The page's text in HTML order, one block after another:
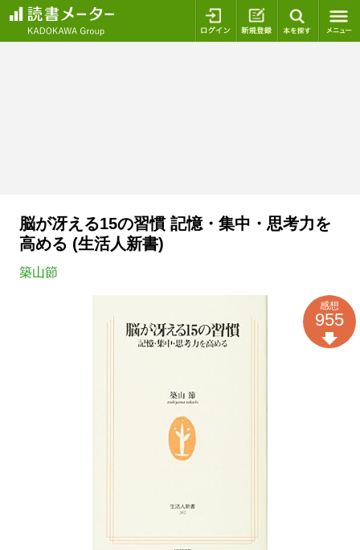
ログイン 新規登録
脳が冴える15の習慣 記憶・集中・思考力を
高める (生活人新書)
築山節
感想
955